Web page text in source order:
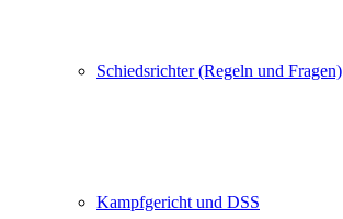
Schiedsrichter (Regeln und Fragen)
Kampfgericht und DSS